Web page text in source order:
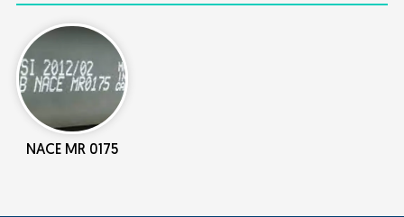
NACE MR 0175